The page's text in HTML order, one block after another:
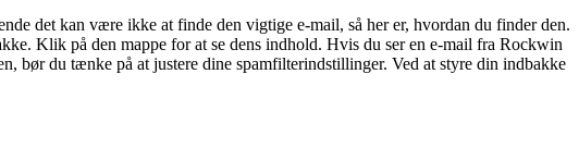
det kan være ikke at finde den vigtige e-mail, så her er, hvordan du finder den.
Klik på den mappe for at se dens indhold. Hvis du ser en e-mail fra Rockwin
bør du tænke på at justere dine spamfilterindstillinger. Ved at styre din indbakke